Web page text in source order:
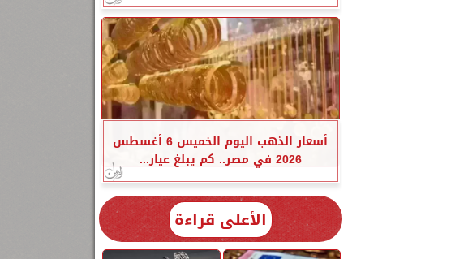
أسعار الذهب اليوم الخميس 6 أغسطس
2026 في مصر.. كم يبلغ عيار...
الأعلى قراءة